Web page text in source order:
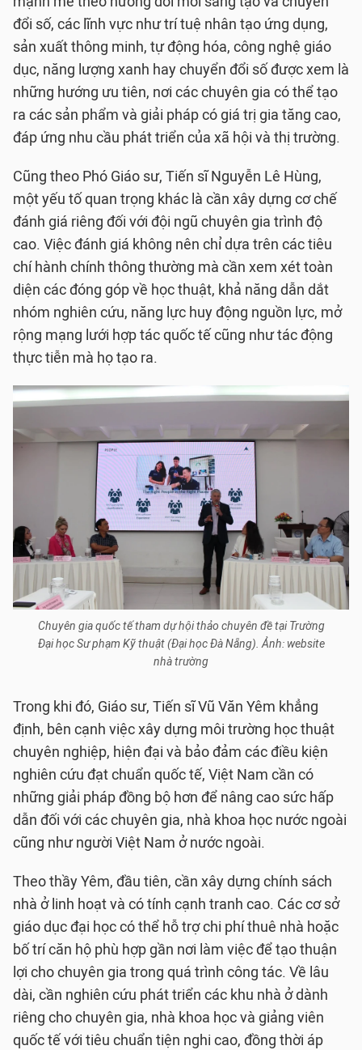
đổi số, các lĩnh vực như trí tuệ nhân tạo ứng dụng,
sản xuất thông minh, tự động hóa, công nghệ giáo
dục, năng lượng xanh hay chuyển đổi số được xem là
những hướng ưu tiên, nơi các chuyên gia có thể tạo
ra các sản phẩm và giải pháp có giá trị gia tăng cao,
đáp ứng nhu cầu phát triển của xã hội và thị trường.
Cũng theo Phó Giáo sư, Tiến sĩ Nguyễn Lê Hùng,
một yếu tố quan trọng khác là cần xây dựng cơ chế
đánh giá riêng đối với đội ngũ chuyên gia trình độ
cao. Việc đánh giá không nên chỉ dựa trên các tiêu
chí hành chính thông thường mà cần xem xét toàn
diện các đóng góp về học thuật, khả năng dẫn dắt
nhóm nghiên cứu, năng lực huy động nguồn lực, mở
rộng mạng lưới hợp tác quốc tế cũng như tác động
thực tiễn mà họ tạo ra.
Chuyên gia quốc tế tham dự hội thảo chuyên đề tại Trường
Đại học Sư phạm Kỹ thuật (Đại học Đà Nẵng). Ảnh: website
nhà trường
Trong khi đó, Giáo sư, Tiến sĩ Vũ Văn Yêm khẳng
định, bên cạnh việc xây dựng môi trường học thuật
chuyên nghiệp, hiện đại và bảo đảm các điều kiện
nghiên cứu đạt chuẩn quốc tế, Việt Nam cần có
những giải pháp đồng bộ hơn để nâng cao sức hấp
dẫn đối với các chuyên gia, nhà khoa học nước ngoài
cũng như người Việt Nam ở nước ngoài.
Theo thầy Yêm, đầu tiên, cần xây dựng chính sách
nhà ở linh hoạt và có tính cạnh tranh cao. Các cơ sở
giáo dục đại học có thể hỗ trợ chi phí thuê nhà hoặc
bố trí căn hộ phù hợp gần nơi làm việc để tạo thuận
lợi cho chuyên gia trong quá trình công tác. Về lâu
dài, cần nghiên cứu phát triển các khu nhà ở dành
riêng cho chuyên gia, nhà khoa học và giảng viên
quốc tế với tiêu chuẩn tiện nghi cao, đồng thời áp